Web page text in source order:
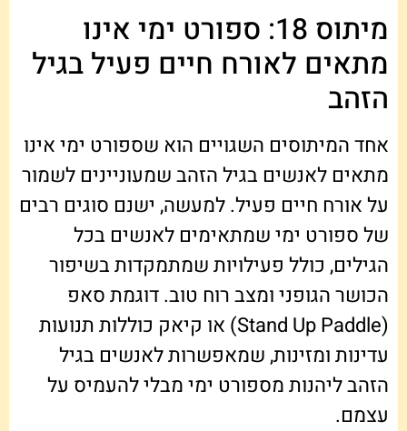
מיתוס 18: ספורט ימי אינו
מתאים לאורח חיים פעיל בגיל
הזהב
אחד המיתוסים השגויים הוא שספורט ימי אינו
מתאים לאנשים בגיל הזהב שמעוניינים לשמור
על אורח חיים פעיל. למעשה, ישנם סוגים רבים
של ספורט ימי שמתאימים לאנשים בכל
הגילים, כולל פעילויות שמתמקדות בשיפור
הכושר הגופני ומצב רוח טוב. דוגמת סאפ
(Stand Up Paddle) או קיאק כוללות תנועות
עדינות ומזינות, שמאפשרות לאנשים בגיל
הזהב ליהנות מספורט ימי מבלי להעמיס על
עצמם.